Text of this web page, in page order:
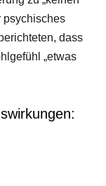
psychisches
dass
„etwas